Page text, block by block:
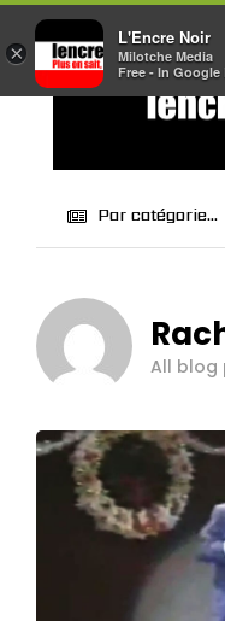
Par catégorie...
All blog
×
L'Encre Noir
Milotche Media
Free - In Google